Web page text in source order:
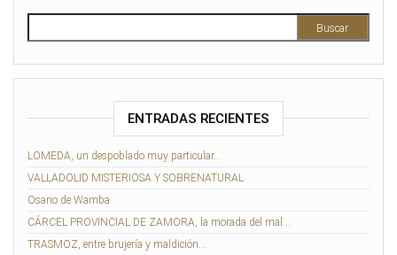
ENTRADAS RECIENTES
LOMEDA, un despoblado muy particular…
VALLADOLID MISTERIOSA Y SOBRENATURAL
Osario de Wamba
CÁRCEL PROVINCIAL DE ZAMORA, la morada del mal…
TRASMOZ, entre brujería y maldición…